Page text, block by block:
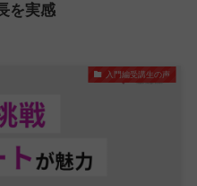
を実感
入門編受講生の声